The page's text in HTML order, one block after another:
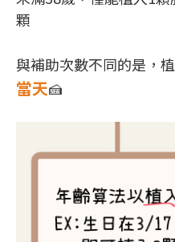
顆
與補助次數不同的是，
當天🍰